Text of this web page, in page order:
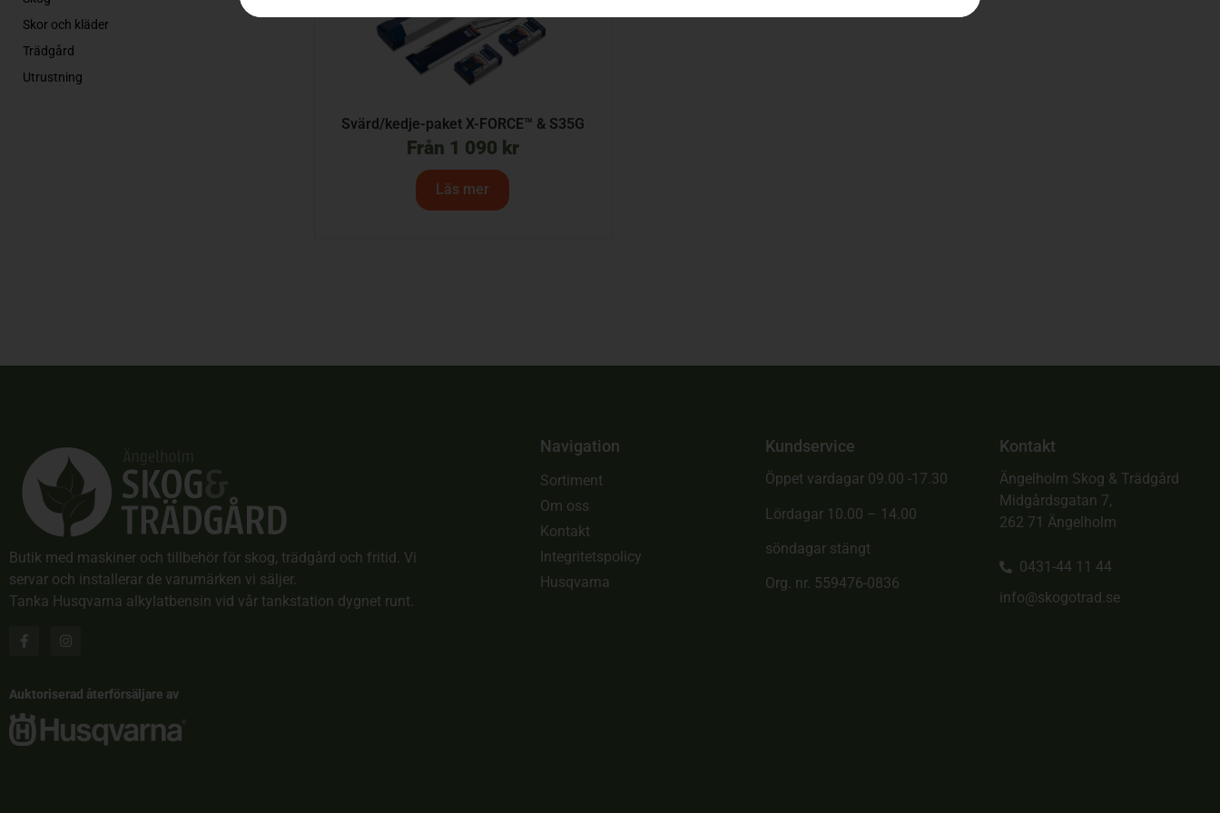
Skor och kläder
Trädgård
Utrustning
Svärd/kedje-paket X-FORCE™ & S35G
Från 1 090 kr
Läs mer
Butik med maskiner och tillbehör för skog, trädgård och fritid. Vi
servar och installerar de varumärken vi säljer.
Tanka Husqvarna alkylatbensin vid vår tankstation dygnet runt.
Auktoriserad återförsäljare av
Navigation
Sortiment
Om oss
Kontakt
Integritetspolicy
Husqvarna
Kundservice
Öppet vardagar 09.00 -17.30
Lördagar 10.00 – 14.00
söndagar stängt
Org. nr. 559476-0836
Kontakt
Ängelholm Skog & Trädgård
Midgårdsgatan 7,
262 71 Ängelholm
0431-44 11 44
info@skogotrad.se